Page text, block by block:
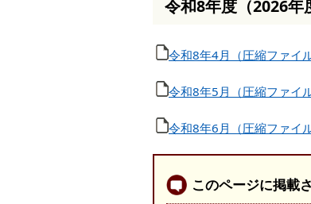
令和8年度（2026年
令和8年4月（圧縮ファイ
令和8年5月（圧縮ファイ
令和8年6月（圧縮ファイ
このページに掲載